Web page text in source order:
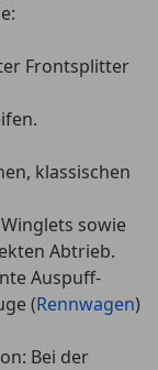
Frontsplitter
klassischen
sowie
Abtrieb.
Auspuff-
(Rennwagen)
: Bei der